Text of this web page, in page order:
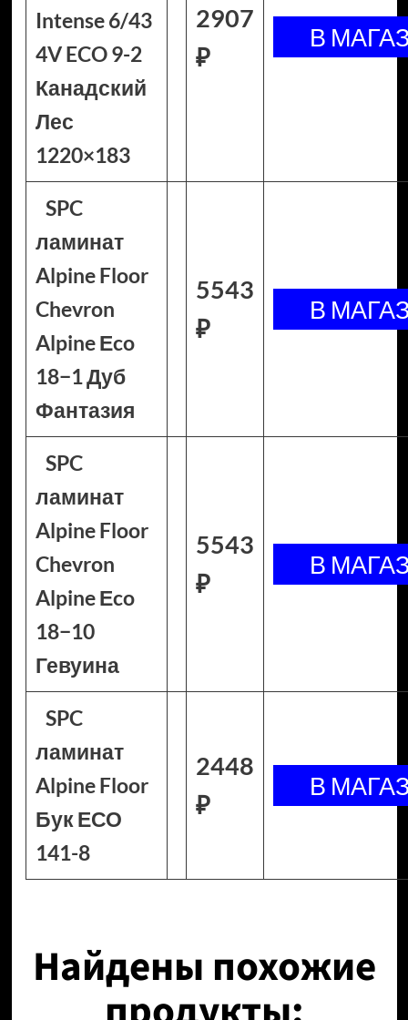
Intense 6/43
4V ECO 9-2
Канадский
Лес
1220×183
2907
₽
SPC
ламинат
Alpine Floor
Chevron
Alpine Еco
18−1 Дуб
Фантазия
5543
₽
SPC
ламинат
Alpine Floor
Chevron
Alpine Еco
18−10
Гевуина
5543
₽
SPC
ламинат
Alpine Floor
Бук ЕСО
141-8
2448
₽
Найдены похожие